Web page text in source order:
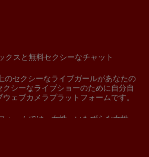
スと無料セクシーなチャット
のセクシーなライブガールがあなたの
シーなライブショーのために自分自
ェブカメラプラットフォームです。
ームでは、女性、いたずらな女性、
無料のライブセックスショーを紹介